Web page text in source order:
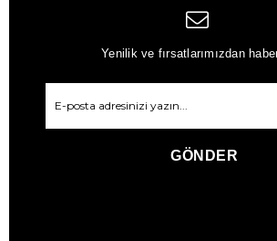
Yenilik ve fırsatlarımızdan
GÖNDER